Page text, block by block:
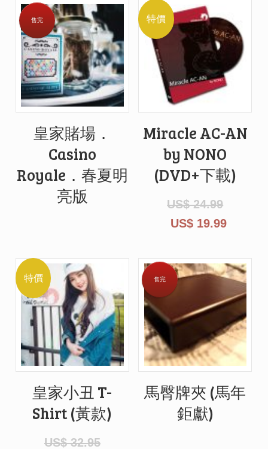
售完
皇家賭場．
Casino
Royale．春夏明
亮版
特價
Miracle AC-AN
by NONO
(DVD+下載)
US$24.99
US$ 19.99
特價
皇家小丑 T-
Shirt (黃款)
US$32.95
售完
馬臀牌夾 (馬年
鉅獻)